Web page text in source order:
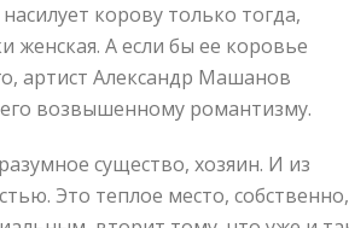
корову только тогда,
женская. А если бы ее коровье
артист Александр Машанов
его возвышенному романтизму.
существо, хозяин. И из
Это теплое место, собственно,